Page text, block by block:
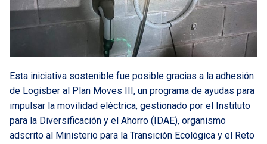
Esta iniciativa sostenible fue posible gracias a la adhesión
de Logisber al Plan Moves III, un programa de ayudas para
impulsar la movilidad eléctrica, gestionado por el Instituto
para la Diversificación y el Ahorro (IDAE), organismo
adscrito al Ministerio para la Transición Ecológica y el Reto